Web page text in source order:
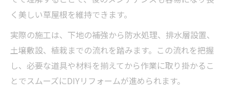
く美しい草屋根を維持できます。
実際の施工は、下地の補強から防水処理、排水層設置、
土壌敷設、植栽までの流れを踏みます。この流れを把握
し、必要な道具や材料を揃えてから作業に取り掛かるこ
とでスムーズにDIYリフォームが進められます。